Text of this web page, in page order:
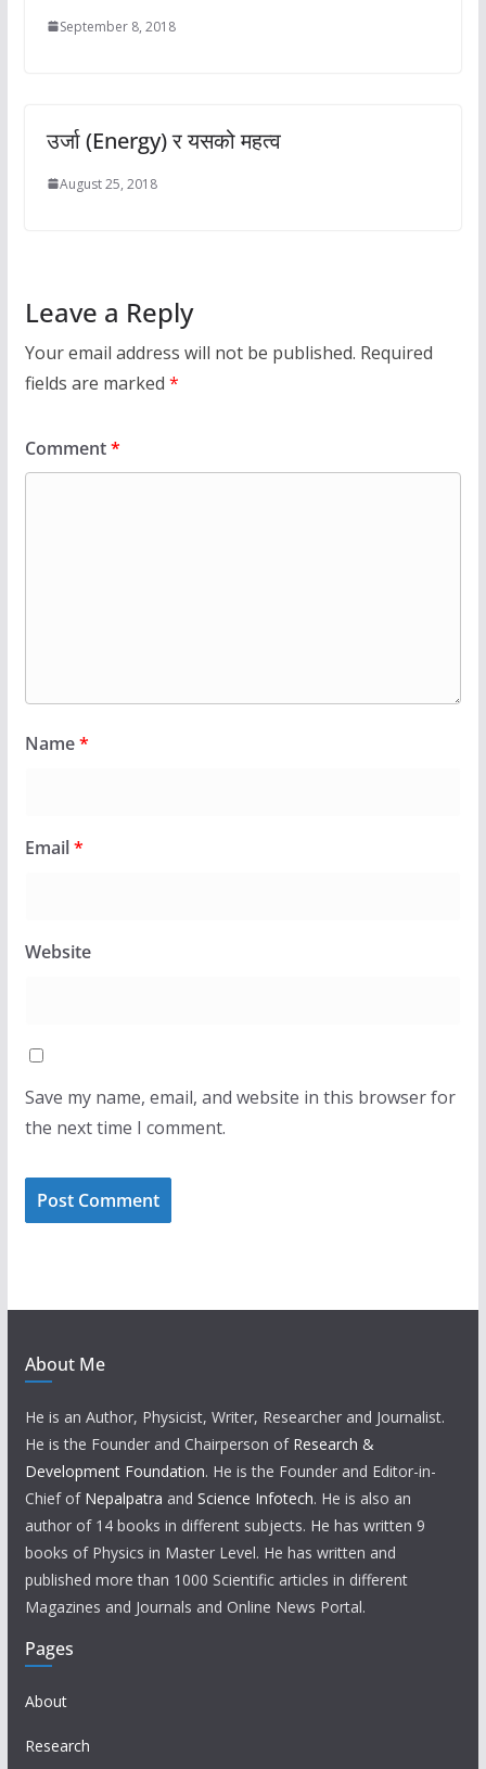
September 8, 2018
उर्जा (Energy) र यसको महत्व
August 25, 2018
Leave a Reply
Your email address will not be published. Required
fields are marked *
Comment*
Name*
Email*
Website
Save my name, email, and website in this browser for
the next time I comment.
About Me
He is an Author, Physicist, Writer, Researcher and Journalist.
He is the Founder and Chairperson of Research &
Development Foundation. He is the Founder and Editor-in-
Chief of Nepalpatra and Science Infotech. He is also an
author of 14 books in different subjects. He has written 9
books of Physics in Master Level. He has written and
published more than 1000 Scientific articles in different
Magazines and Journals and Online News Portal.
Pages
About
Research